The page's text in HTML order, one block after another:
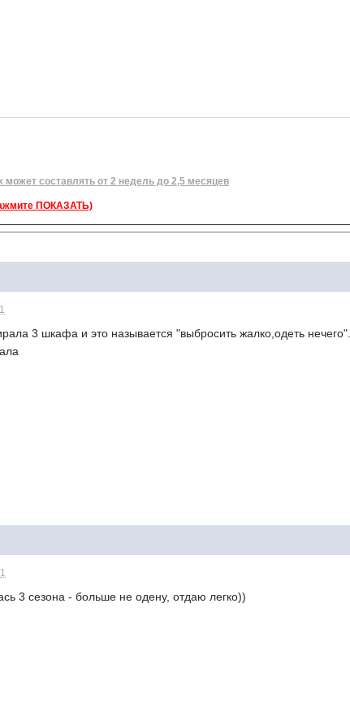
может составлять от 2 недель до 2,5 месяцев
ПОКАЗАТЬ)
3 шкафа и это называется "выбросить жалко,одеть
3 сезона - больше не одену, отдаю легко))